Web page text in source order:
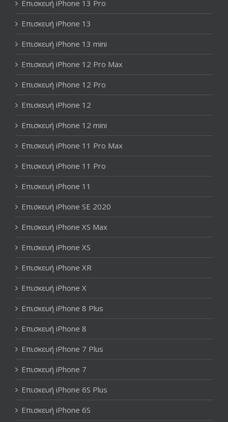
Επισκευή iPhone 13 Pro
Επισκευή iPhone 13
Επισκευή iPhone 13 mini
Επισκευή iPhone 12 Pro Max
Επισκευή iPhone 12 Pro
Επισκευή iPhone 12
Επισκευή iPhone 12 mini
Επισκευή iPhone 11 Pro Max
Επισκευή iPhone 11 Pro
Επισκευή iPhone 11
Επισκευή iPhone SE 2020
Επισκευή iPhone XS Max
Επισκευή iPhone XS
Επισκευή iPhone XR
Επισκευή iPhone X
Επισκευή iPhone 8 Plus
Επισκευή iPhone 8
Επισκευή iPhone 7 Plus
Επισκευή iPhone 7
Επισκευή iPhone 6S Plus
Επισκευή iPhone 6S